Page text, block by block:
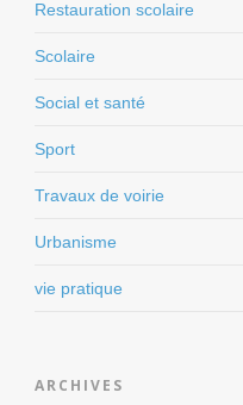
Restauration scolaire
Scolaire
Social et santé
Sport
Travaux de voirie
Urbanisme
vie pratique
ARCHIVES